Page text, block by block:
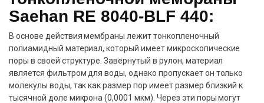
Saehan RE 8040-BLF 440:
В основе действия мембраны лежит тонкопленочный
полиамидный материал, который имеет микроскопические
поры в своей структуре. Завернутый в рулон, материал
является фильтром для воды, однако пропускает он только
молекулы воды, так как размер пор имеет размер близкий к
тысячной доле микрона (0,0001 мкм). Через эти поры могут